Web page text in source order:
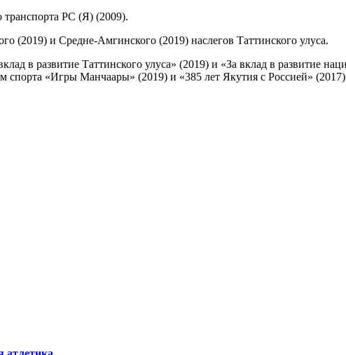
РС (Я) (2009).
(2019) и Средне-Амгинского (2019) наслегов Таттинского улуса.
в развитие Таттинского улуса» (2019) и «За вклад в развитие
спорта «Игры Манчаары» (2019) и «385 лет Якутия с Россией»